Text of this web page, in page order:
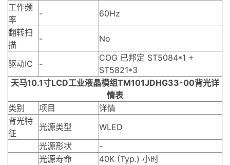
工作频
率
-
60Hz
翻转扫
描
- No
驱动IC -
COG 已邦定 ST5084*1 +
ST5821*3
天马10.1寸LCD工业液晶模组TM101JDHG33-00背光详
情表
类别
项目
详情
背光特
征
光源类型
WLED
光源形状
-
光源寿命
40K (Typ.) 小时